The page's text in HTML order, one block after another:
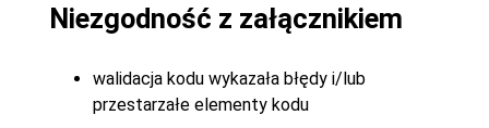
Niezgodność z załącznikiem
walidacja kodu wykazała błędy i/lub
przestarzałe elementy kodu